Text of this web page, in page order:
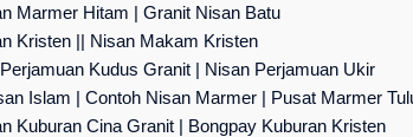
Marmer Hitam | Granit Nisan Batu
Kristen || Nisan Makam Kristen
Kudus Granit | Nisan Perjamuan Ukir
Islam | Contoh Nisan Marmer | Pusat Marmer
Kuburan Cina Granit | Bongpay Kuburan Kristen